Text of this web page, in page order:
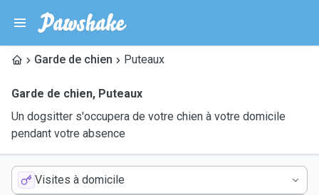
Garde de chien Puteaux
Garde de chien, Puteaux
Un dogsitter s'occupera de votre chien à votre domicile
pendant votre absence
Visites à domicile